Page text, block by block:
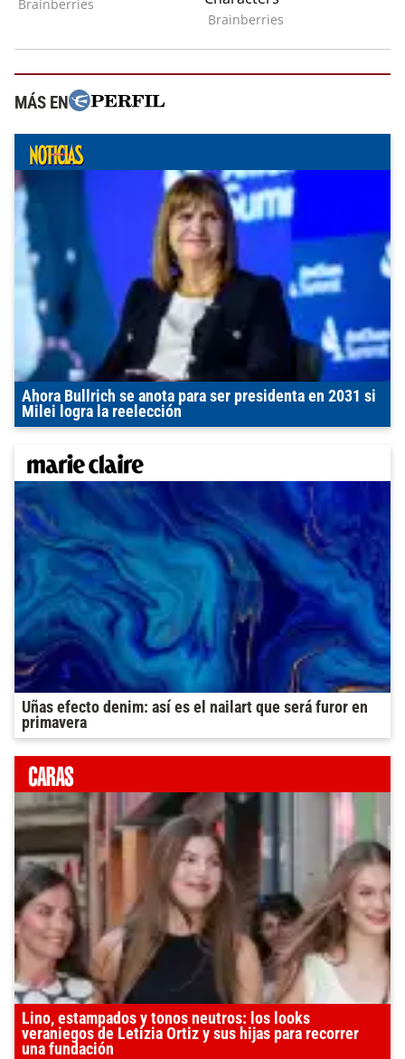
MÁS EN
Ahora Bullrich se anota para ser presidenta en 2031 si
Milei logra la reelección
Uñas efecto denim: así es el nailart que será furor en
primavera
Lino, estampados y tonos neutros: los looks
veraniegos de Letizia Ortiz y sus hijas para recorrer
una fundación